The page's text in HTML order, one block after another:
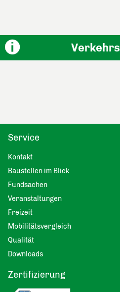
Service
Kontakt
Baustellen im Blick
Fundsachen
Veranstaltungen
Freizeit
Mobilitätsvergleich
Qualität
Downloads
Zertifizierung